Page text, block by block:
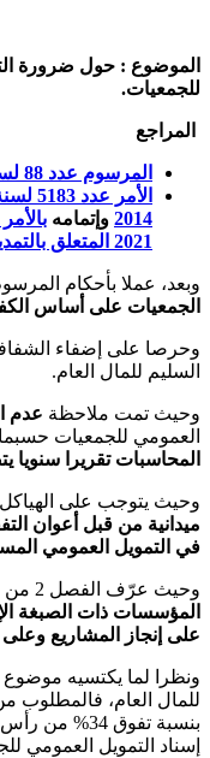
للجمعيات.
المراجع
المرسوم عدد 88 لسنة 2011 المؤرخ في 24 سبتمبر 2011 المتعلق بتنظيم الجمعيات
الأمر عدد 5183 لسنة 2013 المؤرخ في 18 نوفمبر 2013 المتعلق بضبط معايير وإجراءات وشروط إسناد التمويل العمومي للجمعيات
2014 وإتمامه بالأمر الحكومي
2021 المتعلق بالتمديد استثنائيا في آجال تطبيق الفصل 25 مكرر من الأمر عدد 5183 لسنة 2013
وبعد، عملا بأحكام المرسوم عدد 88 لسنة 2011 المؤرخ في 24 سبتمبر 2011 المتعلّق بتنظيم الجمعيات وخاصة الفصل 36
الجمعيات على أساس
وحرصا على إضفاء
السليم للمال العام.
وحيث تمت ملاحظة عدم
العمومي للجمعيات
المحاسبات تقريرا
وحيث يتوجب على الهياكل العمومية تفعيل
ميدانية من قبل أعوان
في التمويل العمومي
وحيث عرّف الفصل 2 من الأمر عدد 5183 لسنة 2013 المؤرخ في 18 نوفمبر 2013 التمويل العمومي المسند للجمعيات بـ
على إنجاز المشاريع
ونظرا لما يكتسيه موضوع
للمال العام، فالمطلوب
إسناد التمويل العمومي